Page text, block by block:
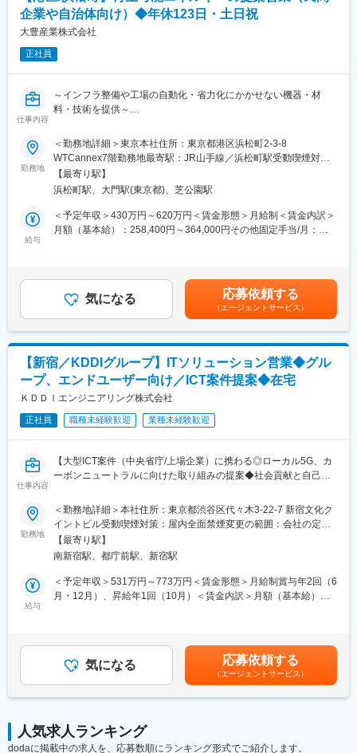
ンは支店営業のサポート
◇関わる人：各拠点営業担当者、仕入先メーカー担当者、客先企
業、協力会社 等
◇営業エリア：中四国、関西 など
■直近の導入実績：
直近の実績として、都内の庭園施設における太陽光発電設備と蓄
電池の販売・設計、商業オフィスビルやマンションへのEVカーシ
■働き方について：
・残業は基本的に通常時は月10時間程度ですが、繁忙期には月40
時間程発生する月もございます。※休日出勤はほとんどありませ
・出張については、1週間に2回程、宿泊を伴う出張が発生しま
す。
・平成23年8月に「くるみん」マークを認定取得。社員が安心し
て仕事と育児を両立できる職場環境を構築しています。
■事業の概要：
・電気設備機器材料卸売。四国電力グループなど大手企業を主要
取引として、電気・通信・交通網などのインフラ整備や工場の自
動化・省力化にかかせない機器、材料、技術を提供しています。
※取引先例：NECグループ、クラレ、四国電力グループ、四国旅
客鉄道、住友グループ、帝人、東レ、西日本高速道路、西日本電
信電話等
企業や自治体向け）◆年休123日・土日祝
大豊産業株式会社
正社員
仕事内容
～インフラ整備や工場の自動化・省力化にかかせない機器・材
料・技術を提供～
■業務内容：
企業や自治体のお客様に対して、太陽光発電や蓄電池、EV関連サ
ービスなど、再生可能エネルギーを活用した提案を行います。
まずは既存のお客様を訪問し、お困りごとやご要望をお伺いする
ところからスタートし、お客様との会話を通じて課題を見つけ、
それぞれのニーズに合わせた提案を行っていきます。
業務に慣れてきたら、各支店の営業担当が担当している法人顧客
◇取扱い商材：産業用太陽光機器、蓄電池システム、V2Xシステ
ム、各種モビリティ等
◇取引顧客：自治体、民間企業（BCP、SDGｓ、脱炭素、省エネ
◇営業エリア：中四国、関西、関東など
■働き方について：
・残業は基本的に通常時は月10時間程度ですが、繁忙期には月40
時間程発生する月もございます。※休日出勤はほとんどありませ
ん。夜間対応は無し。
・出張については、1週間に2回程、宿泊を伴う出張が発生しま
す。
入社後は、先輩社員との同行営業を通じて、お客様との接し方や
提案の進め方を学んでいただきます。また、見積作成や資料作成
などの基本的な業務を一つずつ習得しながら、少しずつ知識を身
につけていただきますので、業界未経験の方でも安心してスター
仕事に慣れてきたら、お客様への提案や案件の進行管理なども担
当していただきます。地域の企業や自治体と関わりながら、持続
大豊産業株式会社は、商社機能とエンジニアリング技術を融合さ
せた「技術商社」です。製品の販売にとどまらず、営業とエンジ
ニアが一体となり、お客様の課題発見から設計・施工・保守まで
一貫したソリューションを提供しています。
展開し、省力化・自動化・脱炭素化・AI活用など、多様化する現
場のニーズに応えています。
勤務地
＜勤務地詳細＞東京本社住所：東京都港区浜松町2-3-8
WTCannex7階勤務地最寄駅：JR山手線／浜松町駅受動喫煙対
策：屋内全面禁煙変更の範囲：会社の定める事業所
【最寄り駅】
浜松町駅、大門駅(東京都)、芝公園駅
給与
＜予定年収＞430万円～620万円＜賃金形態＞月給制＜賃金内訳＞
月額（基本給）：258,400円～364,000円その他固定手当/月：
月）※前年度実績：～18,400円／月■賞与：年2回 ※前年度実績：
2.9ヶ月／年賃金はあくまでも目安の金額であり、選考を通じて上
下する可能性があります。月給(月額)は固定手当を含めた表記で
す。
気になる 応募依頼する
（エージェントサービス）
【新宿／KDDIグループ】ITソリューション営業◆グル
ープ、エンドユーザー向け／ICT案件提案◆在宅
ＫＤＤＩエンジニアリング株式会社
正社員 職種未経験歓迎 業種未経験歓迎
仕事内容
【大型ICT案件（中央省庁/上場企業）に携わる◎ローカル5G、カ
ーボンニュートラルに向けた取り組みの提案◆社会貢献と自己成
間53分】
■業務概要
KDDIグループの戦略子会社として、通信インフラの建設・保守に
加え、ICTソリューションの提案営業を担当いただきます。KDDI
ビジネスコア事業本部やグループ各社と連携し、法人顧客や官公
庁など幅広いパートナーへの提案から受注まで一貫して携わるこ
とができ、通信業界の最前線での業務経験を積むことが可能で
主に、KDDIグループやその関連会社に向けたICT調達案件の提案
活動を担当します。案件ごとに社内外の関係者と連携し、要件ヒ
アリング、課題分析、最適なソリューションの企画・提案、見積
拡大やグループ連携強化に伴う多様な営業活動も担い、必要に応
じて出張業務も発生します。
勤務地
＜勤務地詳細＞本社住所：東京都渋谷区代々木3-22-7 新宿文化ク
イントビル受動喫煙対策：屋内全面禁煙変更の範囲：会社の定め
る事業所（リモートワーク含む）
【最寄り駅】
南新宿駅、都庁前駅、新宿駅
給与
＜予定年収＞531万円～773万円＜賃金形態＞月給制賞与年2回（6
月・12月）、昇給年1回（10月）＜賃金内訳＞月額（基本給）：
気になる 応募依頼する
（エージェントサービス）
人気求人ランキング
dodaに掲載中の求人を、応募数順にランキング形式でご紹介します。